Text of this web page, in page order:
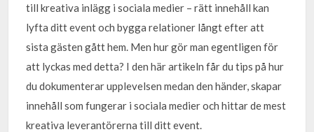
till kreativa inlägg i sociala medier – rätt innehåll kan
lyfta ditt event och bygga relationer långt efter att
sista gästen gått hem. Men hur gör man egentligen för
att lyckas med detta? I den här artikeln får du tips på hur
du dokumenterar upplevelsen medan den händer, skapar
innehåll som fungerar i sociala medier och hittar de mest
kreativa leverantörerna till ditt event.